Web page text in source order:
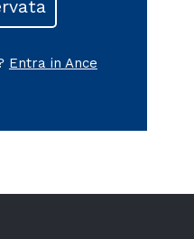
Entra in Ance